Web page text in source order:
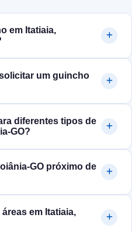
em Itatiaia,
um guincho
diferentes tipos de
próximo de
em Itatiaia,